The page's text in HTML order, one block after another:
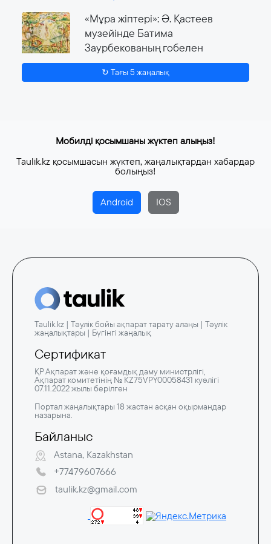
«Мұра жіптері»: Ә. Қастеев
музейінде Батима
Заурбекованың гобелен
өнеріне арналған ауқымды
көрме өтеді
↻ Тағы 5 жаңалық
Мобилді қосымшаны жүктеп алыңыз!
Taulik.kz қосымшасын жүктеп, жаңалықтардан хабардар
болыңыз!
Android IOS
Taulik.kz | Тәулік бойы ақпарат тарату алаңы | Тәулік
жаңалықтары | Бүгінгі жаңалық
Сертификат
ҚР Ақпарат және қоғамдық даму министрлігі,
Ақпарат комитетінің № KZ75VPY00058431 куәлігі
07.11.2022 жылы берілген
Портал жаңалықтары 18 жастан асқан оқырмандар
назарына.
Байланыс
Astana, Kazakhstan
+77479607666
taulik.kz@gmail.com